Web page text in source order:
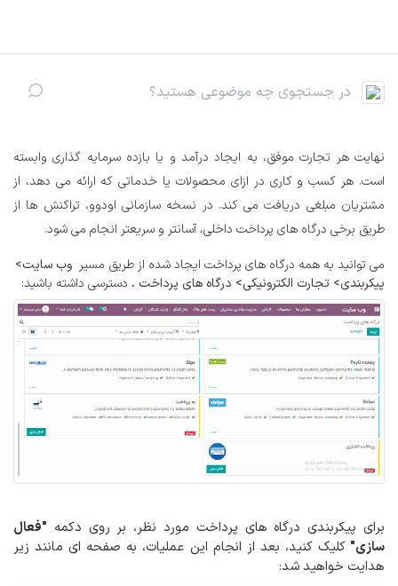
نهایت هر تجارت موفق، به ایجاد درآمد و یا بازده سرمایه گذاری وابسته
است. هر کسب و کاری در ازای محصولات یا خدماتی که ارائه می دهد، از
مشتریان مبلغی دریافت می کند. در نسخه سازمانی اودوو، تراکنش ها از
طریق برخی درگاه های پرداخت داخلی، آسانتر و سریعتر انجام می شود.
می توانید به همه درگاه های پرداخت ایجاد شده از طریق مسیر وب سایت>
پیکربندی> تجارت الکترونیکی> درگاه های پرداخت ، دسترسی داشته باشید:
برای پیکربندی درگاه های پرداخت مورد نظر، بر روی دکمه "فعال
سازی"کلیک کنید، بعد از انجام این عملیات، به صفحه ای مانند زیر
هدایت خواهید شد: